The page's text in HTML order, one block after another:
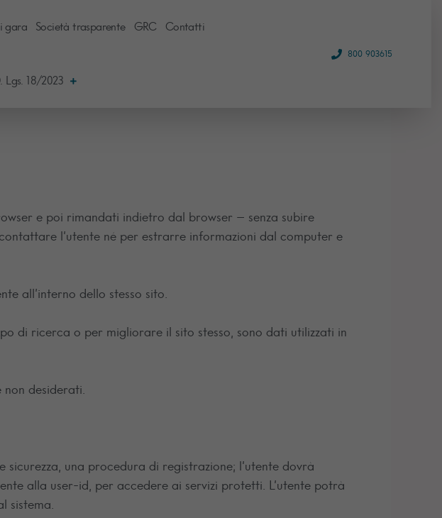
gara Società trasparente GRC Contatti
Lgs. 18/2023
800 903615
e poi rimandati indietro dal browser – senza subire
l’utente né per estrarre informazioni dal computer e
all’interno dello stesso sito.
di ricerca o per migliorare il sito stesso, sono dati utilizzati in
non desiderati.
una procedura di registrazione; l’utente dovrà
alla user-id, per accedere ai servizi protetti. L’utente potrà
sistema.